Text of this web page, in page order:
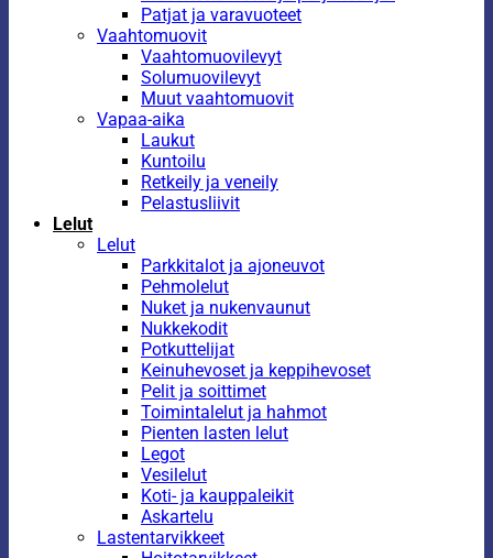
Patjat ja varavuoteet
Vaahtomuovit
Vaahtomuovilevyt
Solumuovilevyt
Muut vaahtomuovit
Vapaa-aika
Laukut
Kuntoilu
Retkeily ja veneily
Pelastusliivit
Lelut
Lelut
Parkkitalot ja ajoneuvot
Pehmolelut
Nuket ja nukenvaunut
Nukkekodit
Potkuttelijat
Keinuhevoset ja keppihevoset
Pelit ja soittimet
Toimintalelut ja hahmot
Pienten lasten lelut
Legot
Vesilelut
Koti- ja kauppaleikit
Askartelu
Lastentarvikkeet